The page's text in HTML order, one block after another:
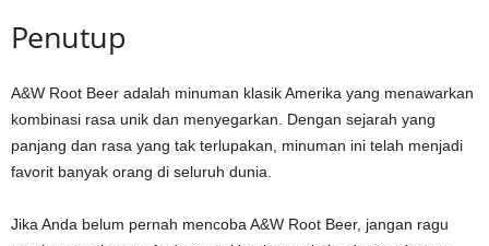
Penutup
A&W Root Beer adalah minuman klasik Amerika yang menawarkan
kombinasi rasa unik dan menyegarkan. Dengan sejarah yang
panjang dan rasa yang tak terlupakan, minuman ini telah menjadi
favorit banyak orang di seluruh dunia.
Jika Anda belum pernah mencoba A&W Root Beer, jangan ragu